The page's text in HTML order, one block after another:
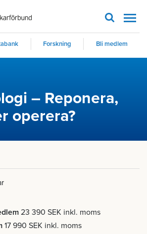
Forskning Bli medlem
– Reponera,
operera?
23 390 SEK inkl. moms
17 990 SEK inkl. moms